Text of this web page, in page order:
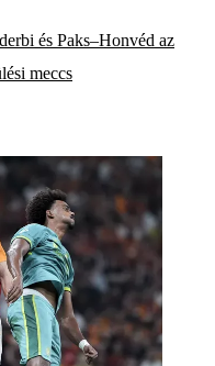
és Paks–Honvéd az
meccs